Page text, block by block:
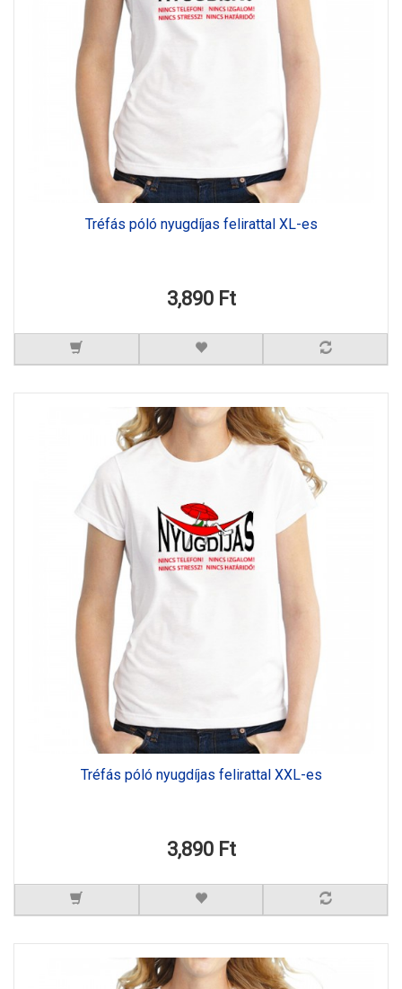
Tréfás póló nyugdíjas felirattal XL-es
3,890 Ft
Tréfás póló nyugdíjas felirattal XXL-es
3,890 Ft